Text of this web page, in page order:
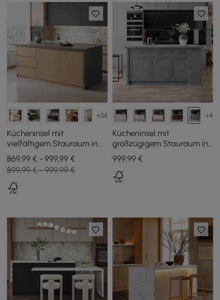
+34
Kücheninsel mit
vielfältigem Stauraum in
Betongrau und Natur, 183
cm
869,99 € - 999,99 €
899,99 € - 999,99 €
+4
Kücheninsel mit
großzügigem Stauraum in
Grau, 180 cm
999,99€